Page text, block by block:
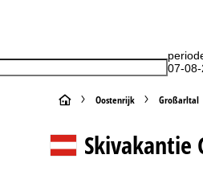
07-
S
t
Oostenrijk Großarltal
Skivakantie